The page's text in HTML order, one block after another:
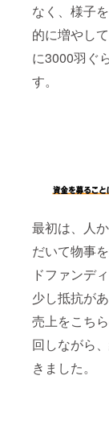
なく、様子
的に増やし
に3000羽ぐ
す。
最初は、人
だいて物事
ドファンデ
少し抵抗が
売上をこち
回しながら
きました。